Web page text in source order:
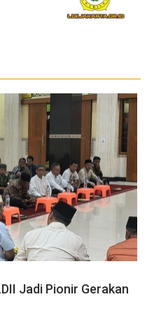
Jadi Pionir Gerakan